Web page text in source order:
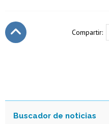
Compartir: